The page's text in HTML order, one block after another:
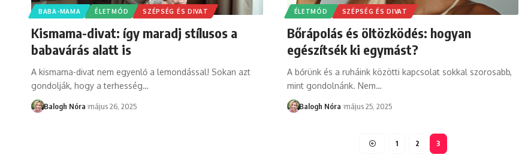
BABA-MAMA ÉLETMÓD SZÉPSÉG ÉS DIVAT
Kismama-divat: így maradj stílusos a
babavárás alatt is
A kismama-divat nem egyenlő a lemondással! Sokan azt
gondolják, hogy a terhesség…
Balogh Nóra május 26, 2025
ÉLETMÓD SZÉPSÉG ÉS DIVAT
Bőrápolás és öltözködés: hogyan
egészítsék ki egymást?
A bőrünk és a ruháink közötti kapcsolat sokkal szorosabb,
mint gondolnánk. Nem…
Balogh Nóra május 25, 2025
1 2 3